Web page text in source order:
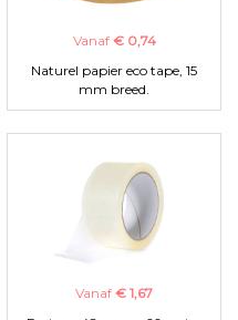
Vanaf € 0,74
Naturel papier eco tape, 15
mm breed.
Vanaf € 1,67